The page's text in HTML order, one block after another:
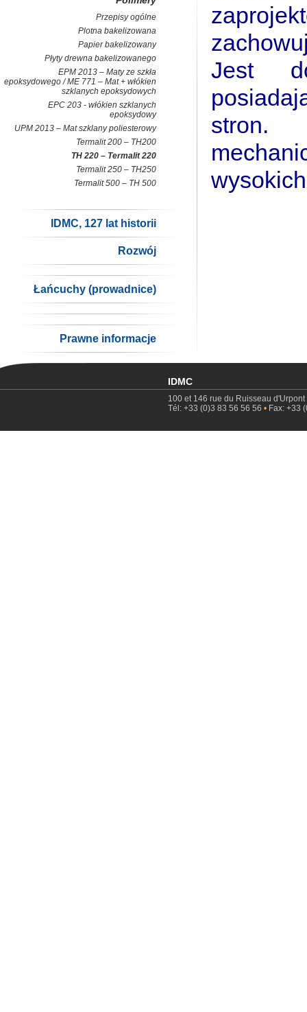
Przepisy ogólne
Plotna bakelizowana
Papier bakelizowany
Płyty drewna bakelizowanego
EPM 2013 – Maty ze szkła
epoksydowego / ME 771 – Mat + włókien
szklanych epoksydowych
EPC 203 - włókien szklanych
epoksydowy
UPM 2013 – Mat szklany poliesterowy
Termalit 200 – TH200
TH 220 – Termalit 220
Termalit 250 – TH250
Termalit 500 – TH 500
IDMC, 127 lat historii
Rozwój
Łańcuchy (prowadnice)
Prawne informacje
Jest
stron.
IDMC
100 et 146 rue du Ruisseau d'Urpont
Tél: +33 (0)3 83 56 56 56 • Fax: +33